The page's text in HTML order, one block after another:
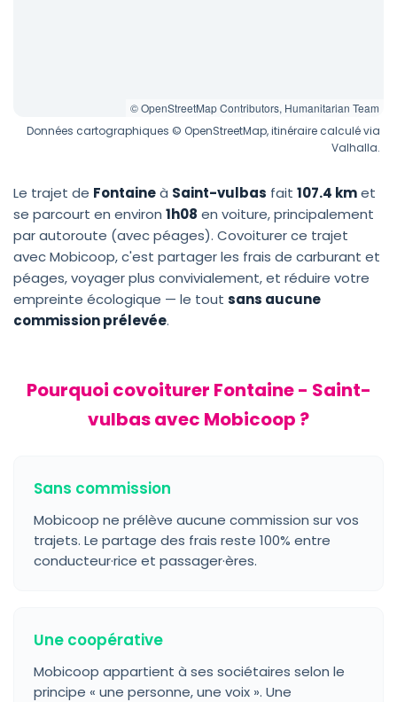
© OpenStreetMap Contributors, Humanitarian Team
Données cartographiques © OpenStreetMap, itinéraire calculé via
Valhalla.
Le trajet de Fontaineà Saint-vulbas fait 107.4 kmet
se parcourt en environ 1h08 en voiture, principalement
par autoroute (avec péages). Covoiturer ce trajet
avec Mobicoop, c'est partager les frais de carburant et
péages, voyager plus convivialement, et réduire votre
empreinte écologique — le tout sans aucune
commission prélevée.
Pourquoi covoiturer Fontaine - Saint-
vulbas avec Mobicoop ?
Sans commission
Mobicoop ne prélève aucune commission sur vos
trajets. Le partage des frais reste 100% entre
conducteur·rice et passager·ères.
Une coopérative
Mobicoop appartient à ses sociétaires selon le
principe « une personne, une voix ». Une